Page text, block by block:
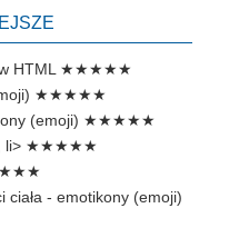
HTML ★★★★★
★★★★★
(emoji) ★★★★★
li> ★★★★★
ciała - emotikony (emoji)